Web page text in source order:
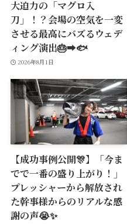
大迫力の「マグロ入
刀」！？会場の空気を一変
させる最高にバズるウェデ
ィング演出🎂➡️🐟
2026年8月1日
【成功事例公開🎊】「今ま
でで一番の盛り上がり！」
プレッシャーから解放され
た幹事様からのリアルな感
謝の声😭✨